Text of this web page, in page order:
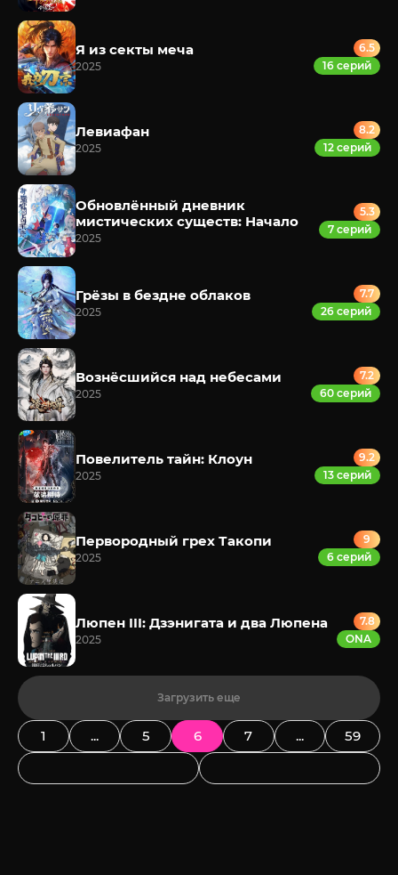
Я из секты меча
2025
6.5
16 серий
Левиафан
2025
8.2
12 серий
Обновлённый дневник
мистических существ: Начало
2025
5.3
7 серий
Грёзы в бездне облаков
2025
7.7
26 серий
Вознёсшийся над небесами
2025
7.2
60 серий
Повелитель тайн: Клоун
2025
9.2
13 серий
Первородный грех Такопи
2025
9
6 серий
Люпен III: Дзэнигата и два Люпена
2025
7.8
ONA
Загрузить еще
1 ... 5 6 7 ... 59